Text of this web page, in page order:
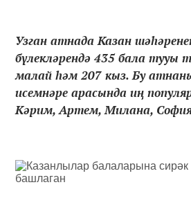
Узган атнада Казан
бүлекләрендә 435 бала тууы
малай һәм 207 кыз. Бу
исемнәре арасында иң
Кәрим, Артем, Милана,